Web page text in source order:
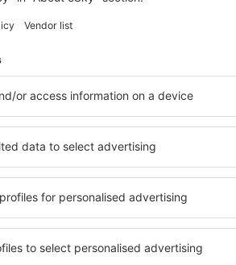
på 159
fra ekte brukere
Dallas